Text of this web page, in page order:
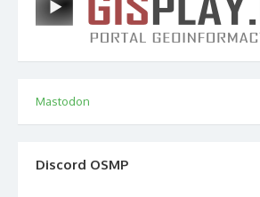
Mastodon
Discord OSMP